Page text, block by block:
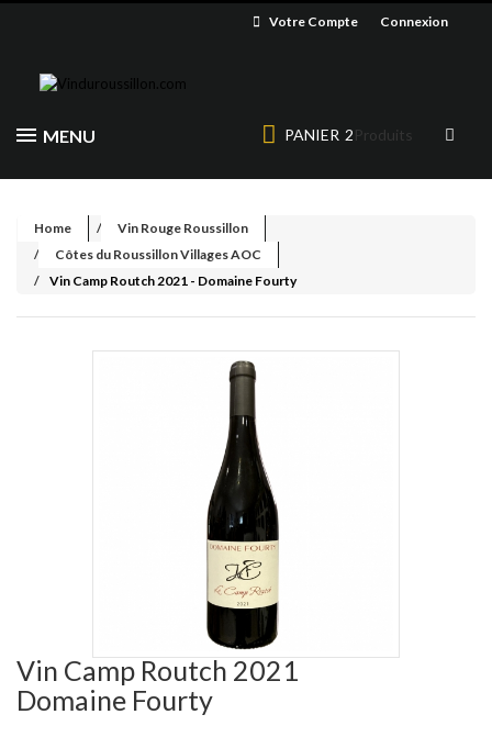
Votre Compte Connexion
MENU PANIER 2Produits
Home
Vin Rouge Roussillon
Côtes du Roussillon Villages AOC
Vin Camp Routch 2021 - Domaine Fourty
Vin Camp Routch 2021
Domaine Fourty